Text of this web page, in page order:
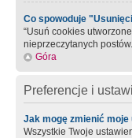
Co spowoduje
“Usuń cookies
nieprzeczytanych
Góra
Preferencje i
Jak mogę zmienić moje
Wszystkie Twoje